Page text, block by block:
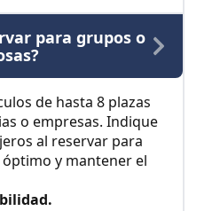
para grupos o
de hasta 8 plazas
o empresas. Indique
al reservar para
y mantener el